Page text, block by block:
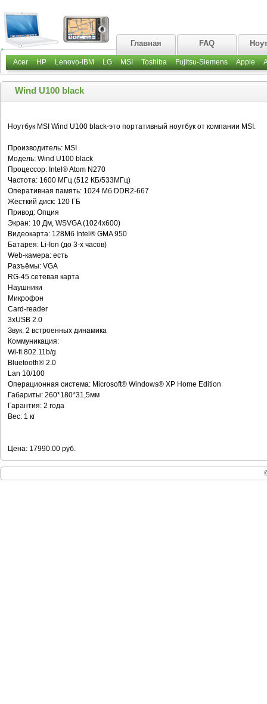
Главная FAQ
Acer HP Lenovo-IBM LG MSI Toshiba Fujitsu-Siemens Apple
Wind U100 black
Ноутбук MSI Wind U100 black-это портативный ноутбук от компании MSI.
Производитель: MSI
Модель: Wind U100 black
Процессор: Intel® Atom N270
Частота: 1600 МГц (512 КБ/533МГц)
Оперативная память: 1024 Мб DDR2-667
Жёсткий диск: 120 ГБ
Привод: Опция
Экран: 10 Дм, WSVGA (1024x600)
Видеокарта: 128Мб Intel® GMA 950
Батарея: Li-Ion (до 3-х часов)
Web-камера: есть
Разъёмы: VGA
RG-45 сетевая карта
Наушники
Микрофон
Card-reader
3хUSB 2.0
Звук: 2 встроенных динамика
Коммуникация:
Wi-fi 802.11b/g
Bluetooth® 2.0
Lan 10/100
Операционная система: Microsoft® Windows® XP Home Edition
Габариты: 260*180*31,5мм
Гарантия: 2 года
Вес: 1 кг
Цена: 17990.00 руб.